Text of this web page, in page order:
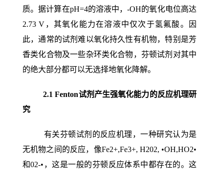
质。据计算在pH=4的溶液中，-OH的氧化电位高达
2.73 V，其氧化能力在溶液中仅次于氢氟酸。因
此，通常的试剂难以氧化持久性有机物，特别是芳
香类化合物及一些杂环类化合物，芬顿试剂对其中
的绝大部分都可以无选择地氧化降解。
2.1 Fenton试剂产生强氧化能力的反应机理研
究
有关芬顿试剂的反应机理，一种研究认为是
无机物之间的反应，像Fe2+,Fe3+, H202, •OH,HO2•
和02-•，这是一般的芬顿反应体系中都存在的。这